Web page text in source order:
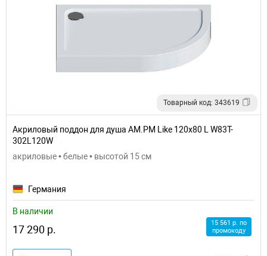
Товарный код: 343619
Акриловый поддон для душа AM.PM Like 120х80 L W83T-
302L120W
акриловые • белые • высотой 15 см
Германия
В наличии
17 290 р.
15 561 р. по
промокоду